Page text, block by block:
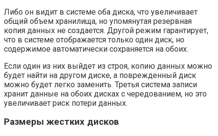
Либо он видит в системе оба диска, что увеличивает
общий объем хранилища, но упомянутая резервная
копия данных не создается. Другой режим гарантирует,
что в системе отображается только один диск, но
содержимое автоматически сохраняется на обоих.
Если один из них выйдет из строя, копию данных можно
будет найти на другом диске, а поврежденный диск
можно будет легко заменить. Третья система записи
хранит данные на обоих дисках с чередованием, но это
увеличивает риск потери данных.
Размеры жестких дисков